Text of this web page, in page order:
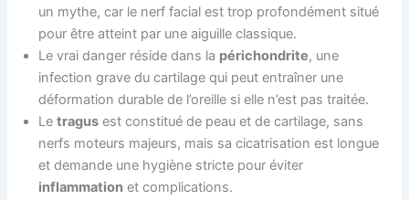
un mythe, car le nerf facial est trop profondément situé
pour être atteint par une aiguille classique.
Le vrai danger réside dans la périchondrite, une
infection grave du cartilage qui peut entraîner une
déformation durable de l’oreille si elle n’est pas traitée.
Letragus est constitué de peau et de cartilage, sans
nerfs moteurs majeurs, mais sa cicatrisation est longue
et demande une hygiène stricte pour éviter
inflammation et complications.